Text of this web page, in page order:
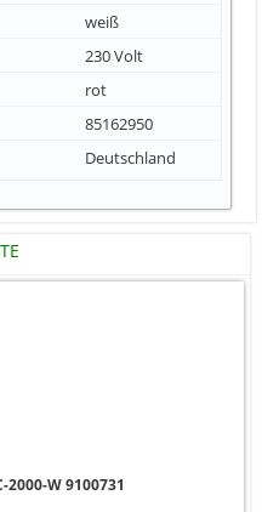
weiß
230 Volt
rot
85162950
Deutschland
2000-W 9100731